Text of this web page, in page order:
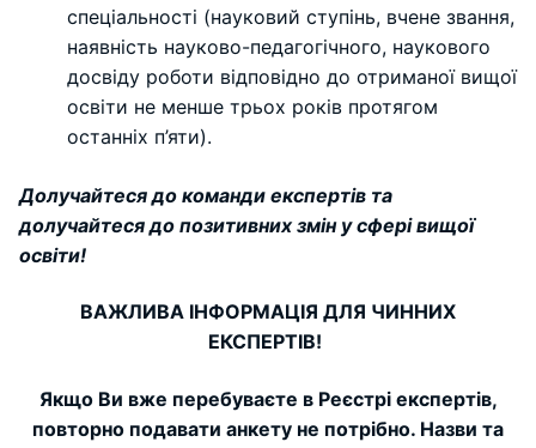
спеціальності (науковий ступінь, вчене звання,
наявність науково-педагогічного, наукового
досвіду роботи відповідно до отриманої вищої
освіти не менше трьох років протягом
останніх п’яти).
Долучайтеся до команди експертів та
долучайтеся до позитивних змін у сфері вищої
освіти!
ВАЖЛИВА ІНФОРМАЦІЯ ДЛЯ ЧИННИХ
ЕКСПЕРТІВ!
Якщо Ви вже перебуваєте в Реєстрі експертів,
повторно подавати анкету не потрібно. Назви та